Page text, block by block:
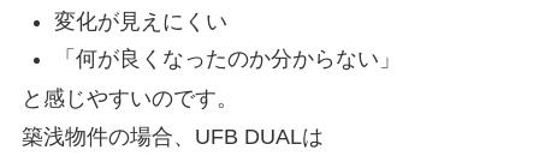
変化が見えにくい
「何が良くなったのか分からない」
と感じやすいのです。
築浅物件の場合、UFB DUALは